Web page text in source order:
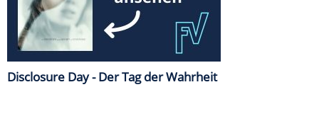
Disclosure Day - Der Tag der Wahrheit